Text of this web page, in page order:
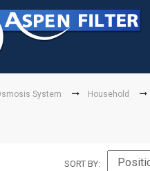
System Household
SORT BY